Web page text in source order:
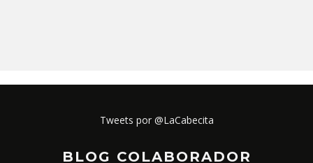
Tweets por @LaCabecita
BLOG COLABORADOR